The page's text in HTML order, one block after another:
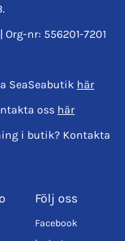
Org-nr: 556201-7201
SeaSeabutik här
oss här
i butik? Kontakta
Följ oss
Facebook